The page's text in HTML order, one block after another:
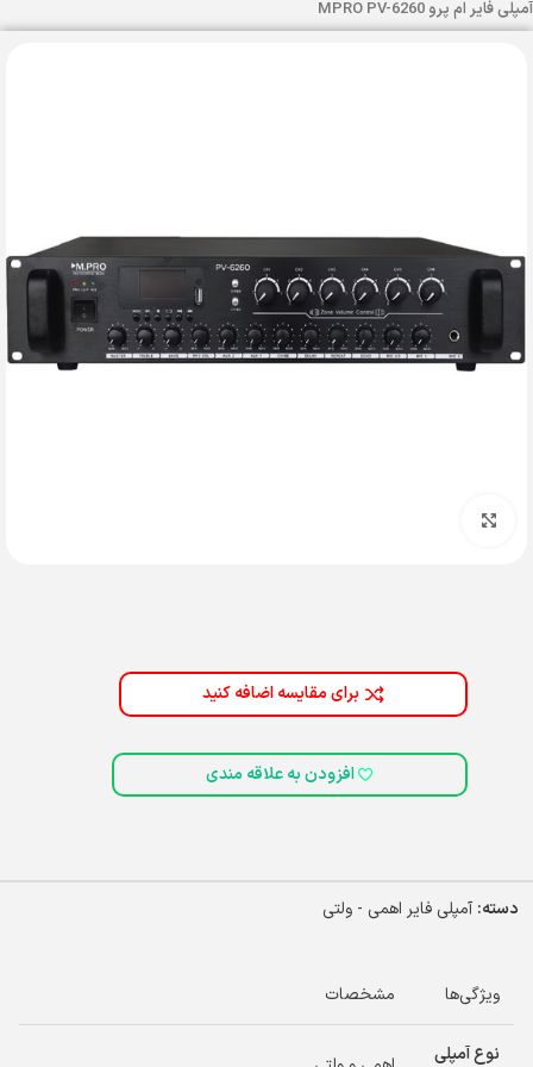
آمپلی فایر ام پرو MPRO PV-6260
برای مقایسه اضافه کنید
افزودن به علاقه مندی
دسته: آمپلی فایر اهمی - ولتی
ویژگی‌ها مشخصات
نوع آمپلی